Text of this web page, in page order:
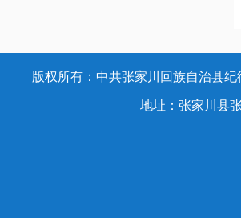
版权所有：中共张家川回族自治县
地址：张家川县